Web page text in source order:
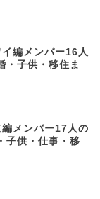
編メンバー16人
・子供・移住ま
メンバー17人の
子供・仕事・移